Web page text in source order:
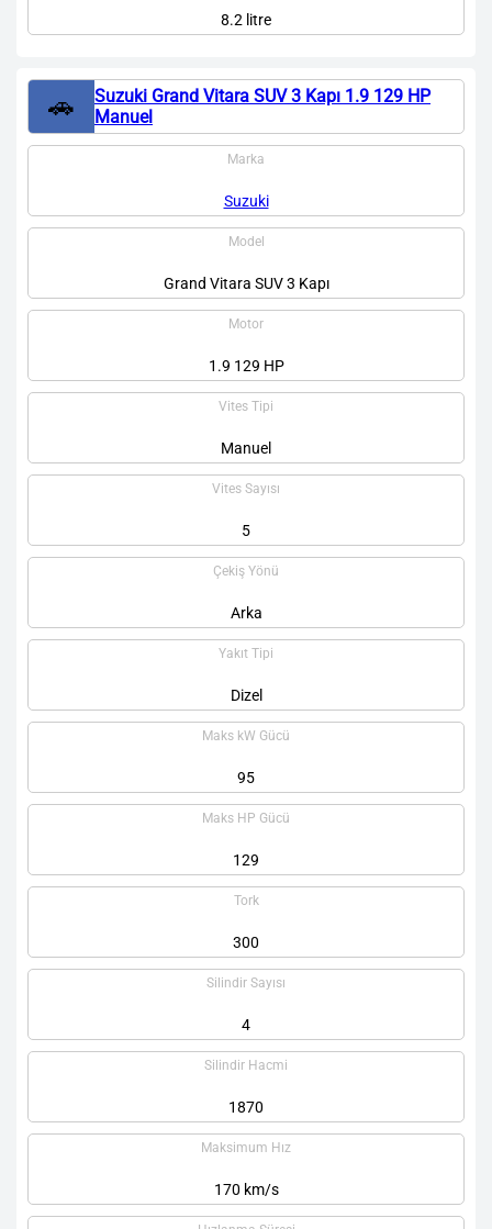
8.2 litre
🚗
Suzuki Grand Vitara SUV 3 Kapı 1.9 129 HP
Manuel
Marka
Suzuki
Model
Grand Vitara SUV 3 Kapı
Motor
1.9 129 HP
Vites Tipi
Manuel
Vites Sayısı
5
Çekiş Yönü
Arka
Yakıt Tipi
Dizel
Maks kW Gücü
95
Maks HP Gücü
129
Tork
300
Silindir Sayısı
4
Silindir Hacmi
1870
Maksimum Hız
170 km/s